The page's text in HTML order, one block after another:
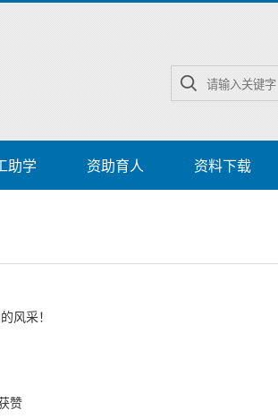
助学 资助育人 资料下载
风采！
赞